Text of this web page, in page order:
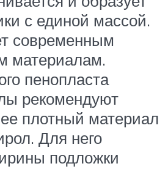
с единой массой.
современным
материалам.
пенопласта
рекомендуют
плотный материал
Для него
подложки